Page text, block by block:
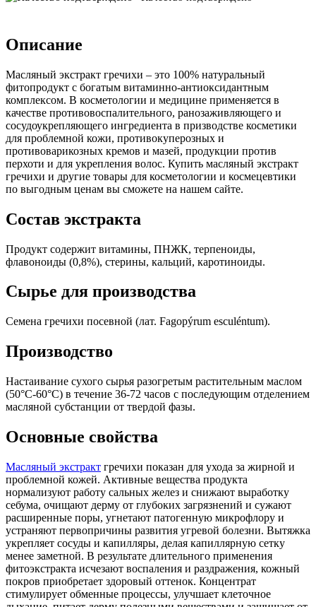
Описание
Масляный экстракт гречихи – это 100% натуральный
фитопродукт с богатым витаминно-антиоксидантным
комплексом. В косметологии и медицине применяется в
качестве противовоспалительного, ранозаживляющего и
сосудоукрепляющего ингредиента в призводстве косметики
для проблемной кожи, противокуперозных и
противоварикозных кремов и мазей, продукции против
перхоти и для укрепления волос. Купить масляный экстракт
гречихи и другие товары для косметологии и космецевтики
по выгодным ценам вы сможете на нашем сайте.
Состав экстракта
Продукт содержит витамины, ПНЖК, терпеноиды,
флавоноиды (0,8%), стерины, кальций, каротиноиды.
Сырье для производства
Семена гречихи посевной (лат. Fagopýrum esculéntum).
Производство
Настаивание сухого сырья разогретым растительным маслом
(50°С-60°С) в течение 36-72 часов с последующим отделением
масляной субстанции от твердой фазы.
Основные свойства
Масляный экстракт гречихи показан для ухода за жирной и
проблемной кожей. Активные вещества продукта
нормализуют работу сальных желез и снижают выработку
себума, очищают дерму от глубоких загрязнений и сужают
расширенные поры, угнетают патогенную микрофлору и
устраняют первопричины развития угревой болезни. Вытяжка
укрепляет сосуды и капилляры, делая капиллярную сетку
менее заметной. В результате длительного применения
фитоэкстракта исчезают воспаления и раздражения, кожный
покров приобретает здоровый оттенок. Концентрат
стимулирует обменные процессы, улучшает клеточное